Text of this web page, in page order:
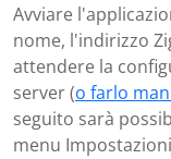
Avviare
nome, l'indirizzo
attendere la
server (o farlo
seguito sarà
menu